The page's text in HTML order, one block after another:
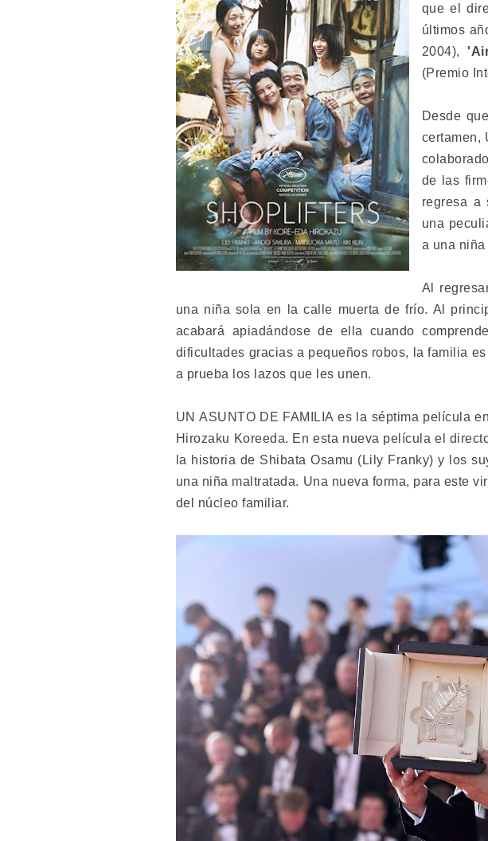
que el
últimos
2004),
(Premio
Desde
certamen,
de las
regresa a
una
a una
Al
una niña sola en la calle muerta de frío. Al
acabará apiadándose de ella cuando
dificultades gracias a pequeños robos, la familia
a prueba los lazos que les unen.
UN ASUNTO DE FAMILIA es la séptima película
Hirozaku Koreeda. En esta nueva película el
la historia de Shibata Osamu (Lily Franky) y los
una niña maltratada. Una nueva forma, para este
del núcleo familiar.